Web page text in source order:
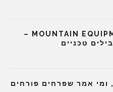
מבחן שטח: MOUNTAIN EQUIPMENT COMICI –
טכניים
ומי אמר שפרחים פורחים